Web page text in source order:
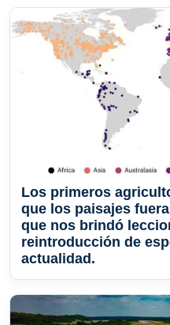
Los primeros
que los paisajes
que nos brindó
reintroducción de
actualidad.